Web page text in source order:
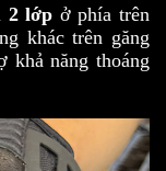
2 lớp ở phía trên
khác trên găng
khả năng thoáng